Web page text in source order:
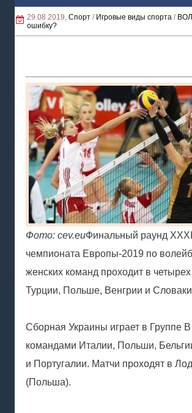
29.08.2019, Спорт / Игровые виды спорта /
ошибку?
Фото: cev.euФинальный раунд XXXI
чемпионата Европы-2019 по
женских команд проходит в четырех
Турции, Польше, Венгрии и
Сборная Украины играет в Группе
командами Италии, Польши,
и Португалии. Матчи проходят в
(Польша).